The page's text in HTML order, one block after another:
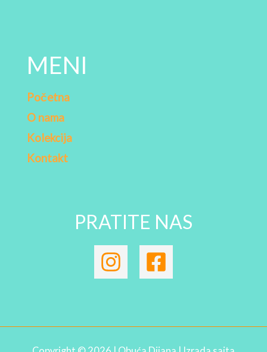
MENI
Početna
O nama
Kolekcija
Kontakt
PRATITE NAS